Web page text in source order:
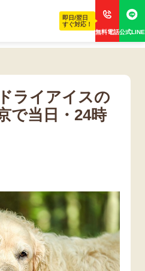
即日/翌日
すぐ対応！
無料電話公式LINE
ライアイスの
で当日・24時